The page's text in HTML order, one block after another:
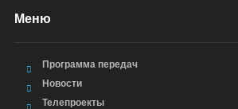
Меню
Программа передач
Новости
Телепроекты